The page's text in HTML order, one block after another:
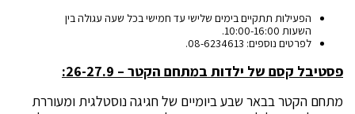
הפעילות תתקיים בימים שלישי עד חמישי בכל שעה עגולה בין
השעות 10:00-16:00.
לפרטים נוספים: 08-6234613.
פסטיבל קסם של ילדות במתחם הקטר – 26-27.9:
מתחם הקטר בבאר שבע ביומיים של חגיגה נוסטלגית ומעוררת